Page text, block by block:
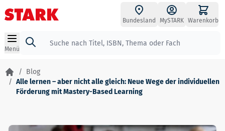
Zum Inhalt springen
Bundesland MySTARK Warenkorb
Menü
Suche
/ Blog
/ Alle lernen – aber nicht alle gleich: Neue Wege der individuellen
Förderung mit Mastery-Based Learning